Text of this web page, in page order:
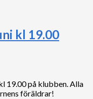
kl 19.00
19.00 på klubben. Alla
föräldrar!